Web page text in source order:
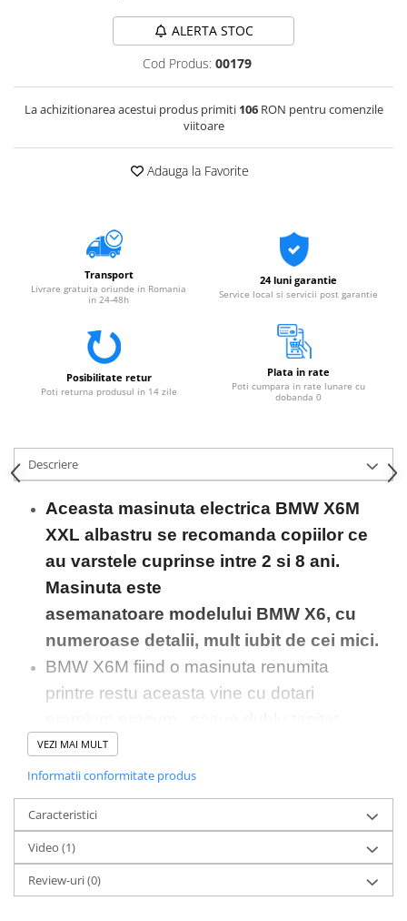
ALERTA STOC
Cod Produs: 00179
La achizitionarea acestui produs primiti 106RON pentru comenzile
viitoare
Adauga la Favorite
Transport
Livrare gratuita oriunde in Romania
in 24-48h
24 luni garantie
Service local si servicii post garantie
Posibilitate retur
Poti returna produsul in 14 zile
Plata in rate
Poti cumpara in rate lunare cu
dobanda 0
Descriere
Aceasta masinuta electrica BMW X6M
XXL albastru se recomanda copiilor ce
au varstele cuprinse intre 2 si 8 ani.
Masinuta este
asemanatoare modelului BMW X6, cu
numeroase detalii, mult iubit de cei mici.
BMW X6M fiind o masinuta renumita
printre restu aceasta vine cu dotari
dintr-o piele ecologica foarte rezistenta
adaugand un plus de confort. Rotile sunt
moi din cauciuc ce ofera o siguranta mai
mare si o aderenta mai buna , pornirea
fiind lenta aceasta nu bruscheaza copilul
facand ca plimbarea sa fie si mai
VEZI MAI MULT
Informatii conformitate produs
Caracteristici
Video (1)
Review-uri(0)